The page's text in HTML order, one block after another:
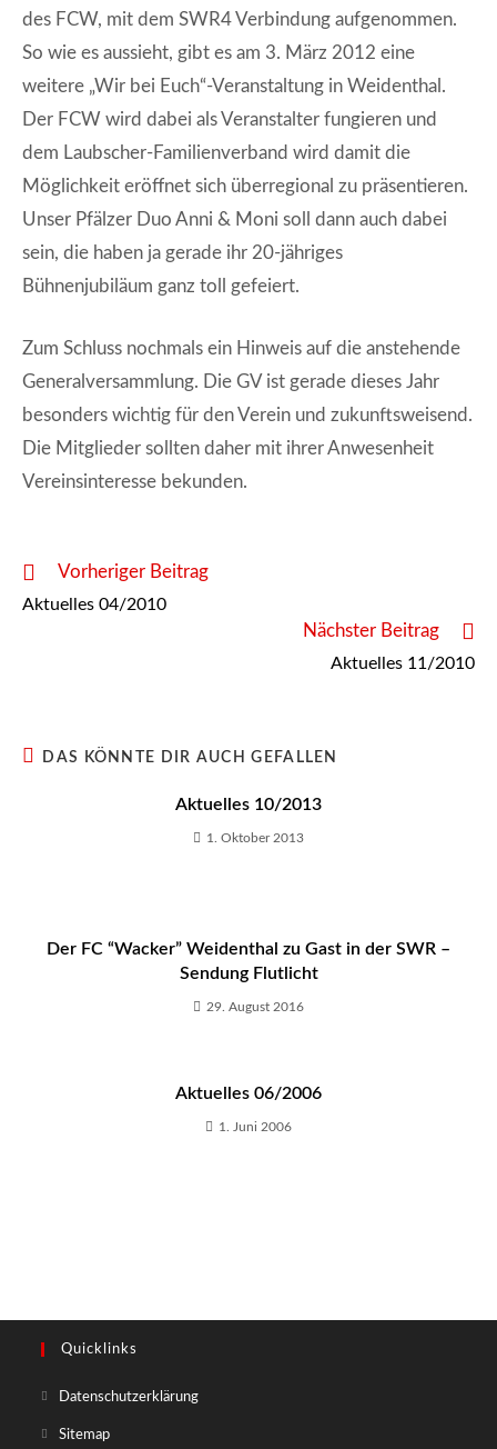
des FCW, mit dem SWR4 Verbindung aufgenommen.
So wie es aussieht, gibt es am 3. März 2012 eine
weitere „Wir bei Euch“-Veranstaltung in Weidenthal.
Der FCW wird dabei als Veranstalter fungieren und
dem Laubscher-Familienverband wird damit die
Möglichkeit eröffnet sich überregional zu präsentieren.
Unser Pfälzer Duo Anni & Moni soll dann auch dabei
sein, die haben ja gerade ihr 20-jähriges
Bühnenjubiläum ganz toll gefeiert.
Zum Schluss nochmals ein Hinweis auf die anstehende
Generalversammlung. Die GV ist gerade dieses Jahr
besonders wichtig für den Verein und zukunftsweisend.
Die Mitglieder sollten daher mit ihrer Anwesenheit
Vereinsinteresse bekunden.
Weitere
ansehen
Vorheriger Beitrag
Aktuelles 04/2010
Nächster Beitrag
Aktuelles 11/2010
DAS KÖNNTE DIR AUCH GEFALLEN
Aktuelles 10/2013
1. Oktober 2013
Der FC “Wacker” Weidenthal zu Gast in der SWR –
Sendung Flutlicht
29. August 2016
Aktuelles 06/2006
1. Juni 2006
Quicklinks
DatenschutzerklärungOpens
SitemapOpens